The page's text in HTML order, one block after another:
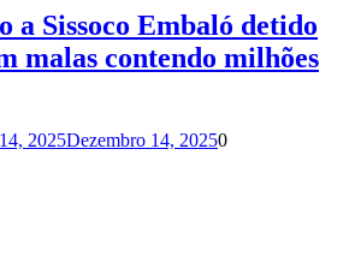
a Sissoco Embaló detido
malas contendo milhões
2025Dezembro 14, 20250